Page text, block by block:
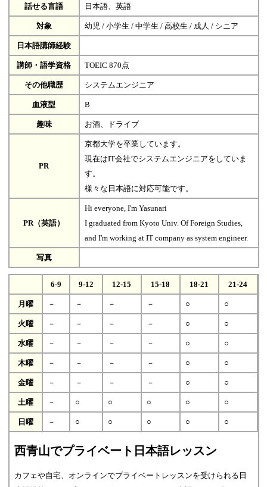
話せる言語 日本語、英語
対象 幼児 / 小学生 / 中学生 / 高校生 / 成人 / シニア
日本語講師経験
講師・語学資格 TOEIC 870点
その他職歴 システムエンジニア
血液型 B
趣味 お酒、ドライブ
PR
京都大学を卒業しています。
現在はIT会社でシステムエンジニアをしていま
す。
様々な日本語に対応可能です。
PR（英語）
Hi everyone, I'm Yasunari
I graduated from Kyoto Univ. Of Foreign Studies,
and I'm working at IT company as system engineer.
写真
6-9 9-12 12-15 15-18 18-21 21-24
月曜 － － － － ○ ○
火曜 － － － － ○ ○
水曜 － － － － ○ ○
木曜 － － － － ○ ○
金曜 － － － － ○ ○
土曜 － ○ ○ ○ ○ ○
日曜 － ○ ○ ○ ○ ○
西青山でプライベート日本語レッスン
カフェや自宅、オンラインでプライベートレッスンを受けられる日